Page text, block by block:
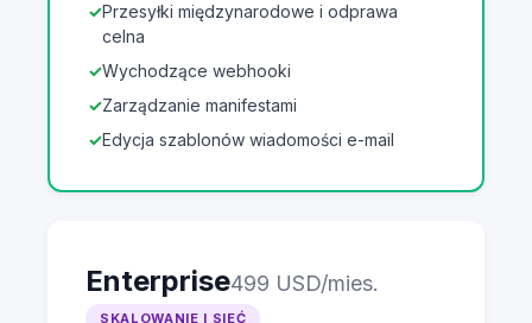
Przesyłki międzynarodowe i odprawa
celna
Wychodzące webhooki
Zarządzanie manifestami
Edycja szablonów wiadomości e-mail
Enterprise499 USD/mies.
SKALOWANIE I SIEĆ